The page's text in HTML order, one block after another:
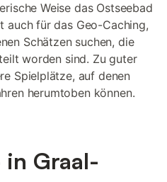
Weise das Ostseebad
auch für das Geo-Caching,
Schätzen suchen, die
worden sind. Zu guter
Spielplätze, auf denen
herumtoben können.
Graal-